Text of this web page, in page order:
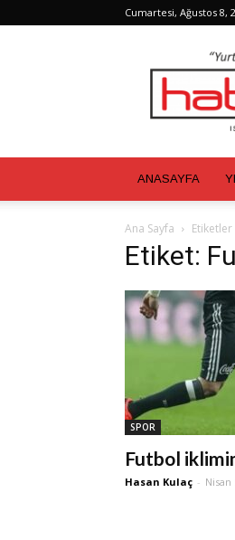
Cumartesi, Ağustos 8,
ANASAYFA
Ana Sayfa Etiketler
Etiket:
SPOR
Futbol
Hasan Kulaç - Nisan